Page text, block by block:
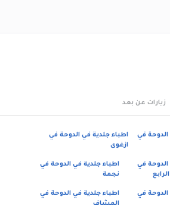
زيارات عن بعد
الدوحة في
اطباء جلدية في الدوحة في
ازغوى
الدوحة في
اطباء جلدية في الدوحة في
نجمة
الدوحة في
اطباء جلدية في الدوحة في
المشاف